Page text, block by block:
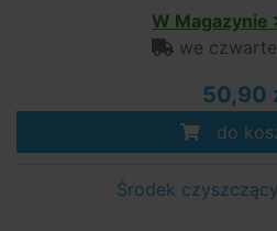
W Magazynie
we
50,90
do
Środek